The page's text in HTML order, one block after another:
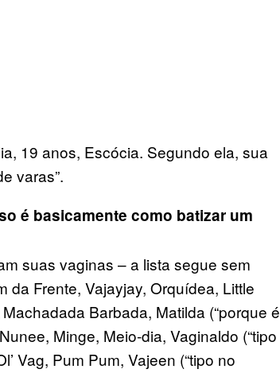
19 anos, Escócia. Segundo ela, sua
varas”.
é basicamente como batizar um
suas vaginas – a lista segue sem
da Frente, Vajayjay, Orquídea, Little
Barbada, Matilda (“porque é
Minge, Meio-dia, Vaginaldo (“tipo
Vag, Pum Pum, Vajeen (“tipo no